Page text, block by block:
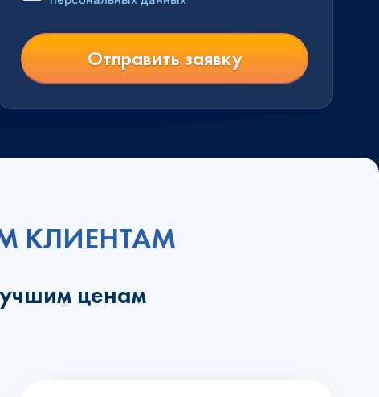
Отправить заявку
КЛИЕНТАМ
ценам